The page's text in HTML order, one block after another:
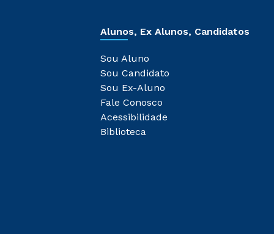
Alunos, Ex Alunos, Candidatos
Sou Aluno
Sou Candidato
Sou Ex-Aluno
Fale Conosco
Acessibilidade
Biblioteca